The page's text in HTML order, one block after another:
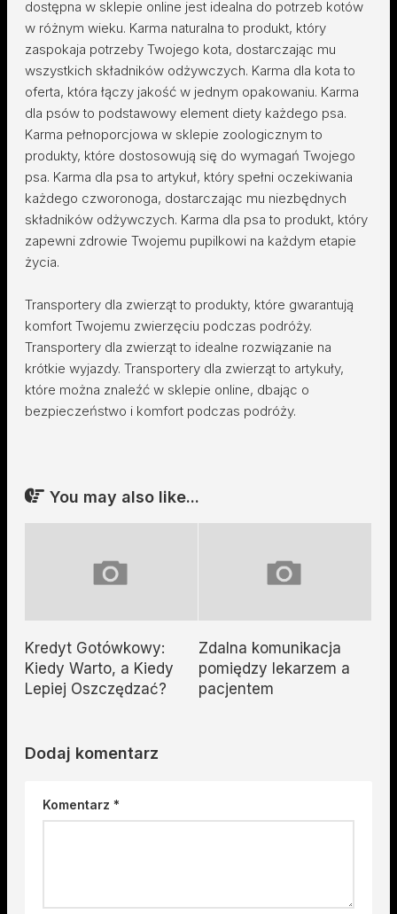
dostępna w sklepie online jest idealna do potrzeb kotów
w różnym wieku. Karma naturalna to produkt, który
zaspokaja potrzeby Twojego kota, dostarczając mu
wszystkich składników odżywczych. Karma dla kota to
oferta, która łączy jakość w jednym opakowaniu. Karma
dla psów to podstawowy element diety każdego psa.
Karma pełnoporcjowa w sklepie zoologicznym to
produkty, które dostosowują się do wymagań Twojego
psa. Karma dla psa to artykuł, który spełni oczekiwania
każdego czworonoga, dostarczając mu niezbędnych
składników odżywczych. Karma dla psa to produkt, który
zapewni zdrowie Twojemu pupilkowi na każdym etapie
życia.
Transportery dla zwierząt to produkty, które gwarantują
komfort Twojemu zwierzęciu podczas podróży.
Transportery dla zwierząt to idealne rozwiązanie na
krótkie wyjazdy. Transportery dla zwierząt to artykuły,
które można znaleźć w sklepie online, dbając o
bezpieczeństwo i komfort podczas podróży.
You may also like...
Kredyt Gotówkowy:
Kiedy Warto, a Kiedy
Lepiej Oszczędzać?
Zdalna komunikacja
pomiędzy lekarzem a
pacjentem
Dodaj komentarz
Komentarz *